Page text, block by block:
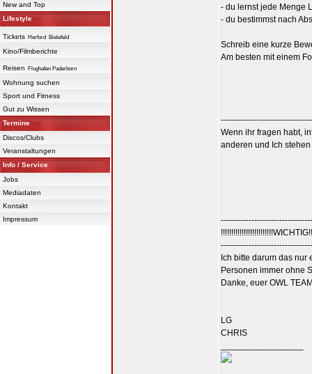
New and Top
Lifestyle
Tickets Herford Bielefeld
Kino/Filmberichte
Reisen Flughafen Paderborn
Wohnung suchen
Sport und Fitness
Gut zu Wissen
Termine
Discos/Clubs
Veranstaltungen
Info / Service
Jobs
Mediadaten
Kontakt
Impressum
- du lernst jede Menge
- du bestimmst nach
Schreib eine kurze
Am besten mit einem
Wenn ihr fragen habt,
anderen und Ich
Ich bitte darum das
Personen immer ohne
Danke, euer OWL
LG
CHRIS